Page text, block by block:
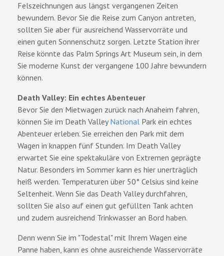
Felszeichnungen aus längst vergangenen Zeiten
bewundern. Bevor Sie die Reise zum Canyon antreten,
sollten Sie aber für ausreichend Wasservorräte und
einen guten Sonnenschutz sorgen. Letzte Station ihrer
Reise könnte das Palm Springs Art Museum sein, in dem
Sie moderne Kunst der vergangene 100 Jahre bewundern
können.
Death Valley: Ein echtes Abenteuer
Bevor Sie den Mietwagen zurück nach Anaheim fahren,
können Sie im Death Valley National Park ein echtes
Abenteuer erleben. Sie erreichen den Park mit dem
Wagen in knappen fünf Stunden. Im Death Valley
erwartet Sie eine spektakuläre von Extremen geprägte
Natur. Besonders im Sommer kann es hier unerträglich
heiß werden. Temperaturen über 50° Celsius sind keine
Seltenheit. Wenn Sie das Death Valley durchfahren,
sollten Sie also auf einen gut gefüllten Tank achten
und zudem ausreichend Trinkwasser an Bord haben.
Denn wenn Sie im "Todestal" mit Ihrem Wagen eine
Panne haben, kann es ohne ausreichende Wasservorräte